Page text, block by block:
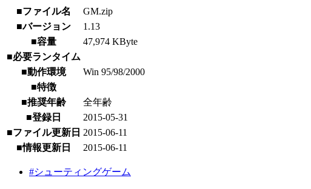
■ファイル名
GM.zip
■バージョン
1.13
■容量
47,974 KByte
■必要ランタイム
■動作環境
Win 95/98/2000
■特徴
■推奨年齢
全年齢
■登録日
2015-05-31
■ファイル更新日 2015-06-11
■情報更新日
2015-06-11
#シューティングゲーム